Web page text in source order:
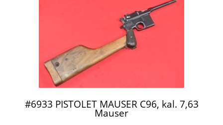
#6933 PISTOLET MAUSER C96, kal. 7,63
Mauser